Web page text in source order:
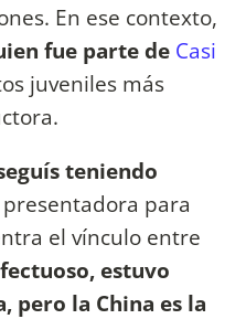
En ese contexto,
fue parte de Casi
juveniles más
teniendo
para
el vínculo entre
estuvo
pero la China es la